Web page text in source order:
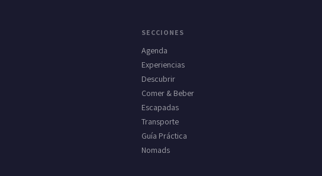
SECCIONES
Agenda
Experiencias
Descubrir
Comer & Beber
Escapadas
Transporte
Guía Práctica
Nomads